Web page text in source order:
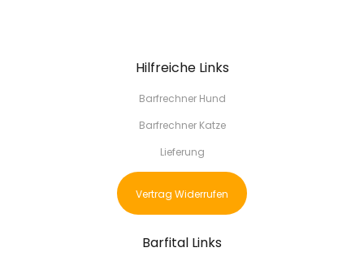
Hilfreiche Links
Barfrechner Hund
Barfrechner Katze
Lieferung
Vertrag Widerrufen
Barfital Links